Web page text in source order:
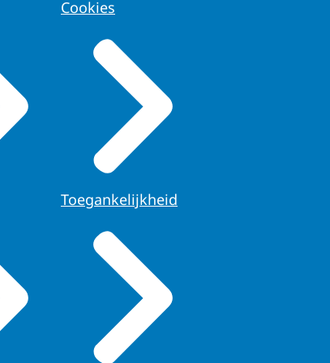
Cookies
Toegankelijkheid